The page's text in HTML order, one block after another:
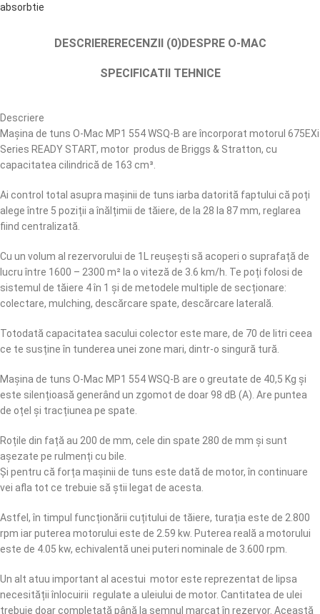
DESCRIERERECENZII (0)DESPRE O-MAC
SPECIFICATII TEHNICE
Descriere
Mașina de tuns O-Mac MP1 554 WSQ-B are încorporat motorul 675EXi
Series READY START, motor produs de Briggs & Stratton, cu
capacitatea cilindrică de 163 cm³.
Ai control total asupra mașinii de tuns iarba datorită faptului că poți
alege între 5 poziții a înălțimii de tăiere, de la 28 la 87 mm, reglarea
fiind centralizată.
Cu un volum al rezervorului de 1L reușești să acoperi o suprafață de
lucru între 1600 – 2300 m² la o viteză de 3.6 km/h. Te poți folosi de
sistemul de tăiere 4 în 1 și de metodele multiple de secționare:
colectare, mulching, descărcare spate, descărcare laterală.
Totodată capacitatea sacului colector este mare, de 70 de litri ceea
ce te susține în tunderea unei zone mari, dintr-o singură tură.
Mașina de tuns O-Mac MP1 554 WSQ-B are o greutate de 40,5 Kg și
este silențioasă generând un zgomot de doar 98 dB (A). Are puntea
de oțel și tracțiunea pe spate.
Roțile din față au 200 de mm, cele din spate 280 de mm și sunt
așezate pe rulmenți cu bile.
Și pentru că forța mașinii de tuns este dată de motor, în continuare
vei afla tot ce trebuie să știi legat de acesta.
Astfel, în timpul funcționării cuțitului de tăiere, turația este de 2.800
rpm iar puterea motorului este de 2.59 kw. Puterea reală a motorului
este de 4.05 kw, echivalentă unei puteri nominale de 3.600 rpm.
Un alt atuu important al acestui motor este reprezentat de lipsa
necesității înlocuirii regulate a uleiului de motor. Cantitatea de ulei
trebuie doar completată până la semnul marcat în rezervor. Această